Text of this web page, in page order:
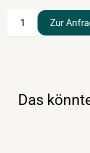
Rosso
Zur
Das